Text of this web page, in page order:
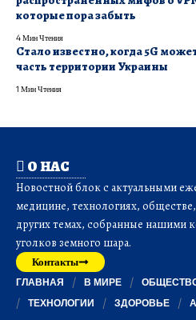
которые пора забыть
4 Мин Чтения
Стало известно, когда 5G
часть территории Украины
1 Мин Чтения
О НАС
Новостной блок с актуальными
медицине, технологиях,
других темах, собранные нашими
уголков земного шара.
Контакты
ГЛАВНАЯ В МИРЕ
ТЕХНОЛОГИИ
ЗДОРОВЬЕ